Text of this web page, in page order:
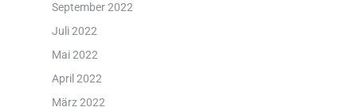
September 2022
Juli 2022
Mai 2022
April 2022
März 2022